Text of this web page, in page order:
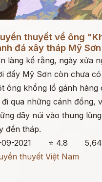
thuyết về ông
đá xây tháp Mỹ
làng kể rằng, ngày xửa
đấy Mỹ Sơn còn chưa
ông khổng lồ gánh hàng
đi qua những cánh đồng,
dãy núi vào thung
đền tháp.
2021
⭐ 4.8
thuyết Việt Nam